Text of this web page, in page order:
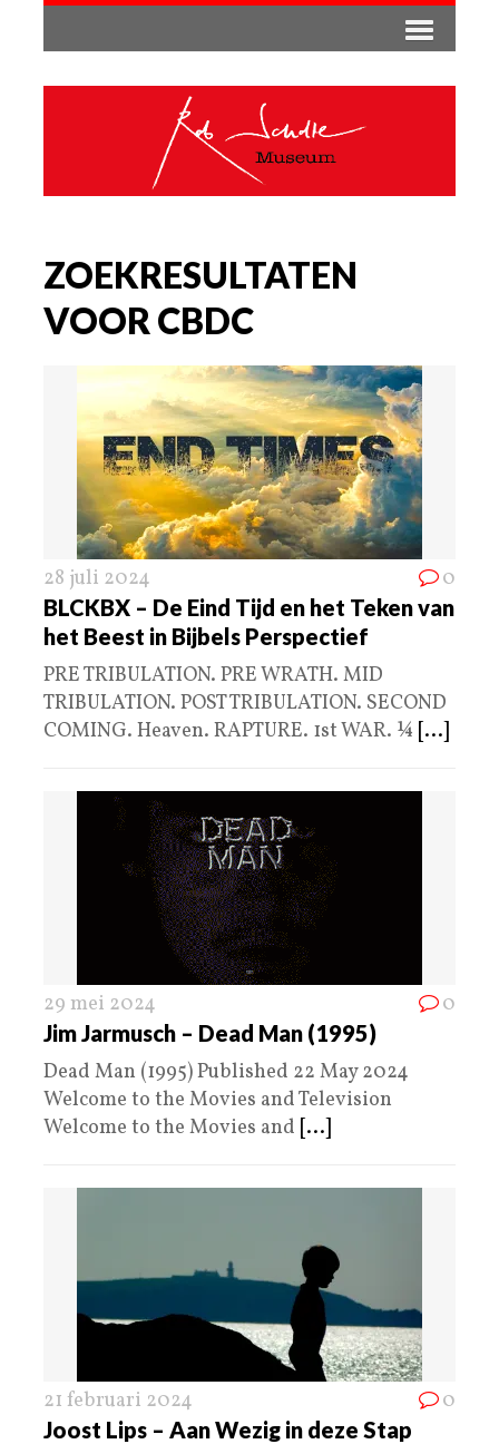
ZOEKRESULTATEN
VOOR CBDC
28 juli 2024 0
BLCKBX – De Eind Tijd en het Teken van
het Beest in Bijbels Perspectief
PRE TRIBULATION. PRE WRATH. MID
TRIBULATION. POST TRIBULATION. SECOND
COMING. Heaven. RAPTURE. 1st WAR. ¼ [...]
29 mei 2024 0
Jim Jarmusch – Dead Man (1995)
Dead Man (1995) Published 22 May 2024
Welcome to the Movies and Television
Welcome to the Movies and [...]
21 februari 2024 0
Joost Lips – Aan Wezig in deze Stap